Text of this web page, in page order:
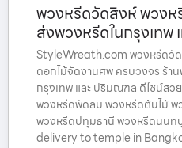
พวงหรีดวัดสิงห์ พวงห
ส่งพวงหรีดในกรุงเทพ
StyleWreath.com พวงหรีดวั
ดอกไม้จัดงานศพ ครบวงจร ร้า
กรุงเทพ และ ปริมณฑล ดีไซน์สว
พวงหรีดพัดลม พวงหรีดต้นไม้ พ
พวงหรีดปทุมธานี พวงหรีดนน
delivery to temple in